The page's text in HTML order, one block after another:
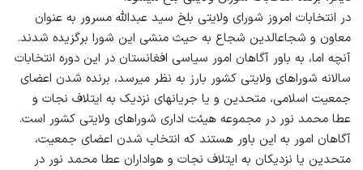
در انتخابات امروز شورای ولایتی بلخ سید عبدالله مسرور به عنوان
معاون و شجاع‎الدین شجاع به حیث منشی این شورا برگزیده شدند.
آنچه اما، به باور آگاهان امور سیاسی افغانستان در این دوره انتخابات
سالانه شوراهای ولایتی کشور بارز به نظر می‎رسد، برنده شدن اعضای
جمعیت اسلامی، متحدین و یا جریان‎های نزدیک به ایتلاف نجات و
عطا محمد نور در مجموعه هیئت اداری شوراهای ولایتی کشور است.
آگاهان امور به این باور هستند که انتخاب شدن اعضای جمعیت،
متحدین یا نزدیکان به ایتلاف نجات و هواداران عطا محمد نور در